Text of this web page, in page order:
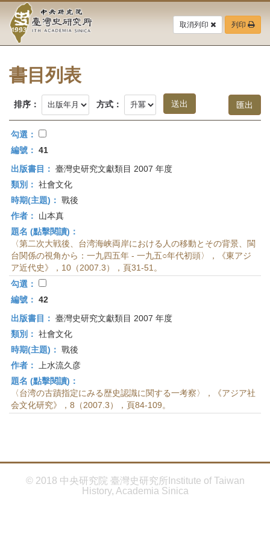
要
中
央
研
究
院-
臺
灣
史
研
究
所-
首
頁
取消列印 列印
書目列表
排序： 方式：
勾選：
編號： 41
出版書目： 臺灣史研究文獻類目 2007 年度
類別： 社會文化
時期(主題)： 戰後
作者：
山本真
題名 (點擊閱讀)：
〈第二次大戦後、台湾海峡両岸における人の移動とその背景、閩
台関係の視角から：一九四五年 - 一九五○年代初頭〉，《東アジ
ア近代史》，10（2007.3），頁31-51。
勾選：
編號： 42
出版書目： 臺灣史研究文獻類目 2007 年度
類別： 社會文化
時期(主題)： 戰後
作者：
上水流久彦
題名 (點擊閱讀)：
〈台湾の古蹟指定にみる歴史認識に関する一考察〉，《アジア社
会文化研究》，8（2007.3），頁84-109。
© 2018 中央研究院 臺灣史研究所Institute of Taiwan
History, Academia Sinica